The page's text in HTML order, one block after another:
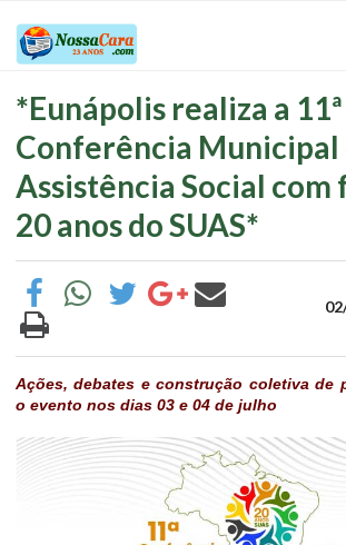
*Eunápolis realiza a 11ª
Conferência Municipal
Assistência Social com
20 anos do SUAS*
Ações, debates e construção coletiva de
o evento nos dias 03 e 04 de julho